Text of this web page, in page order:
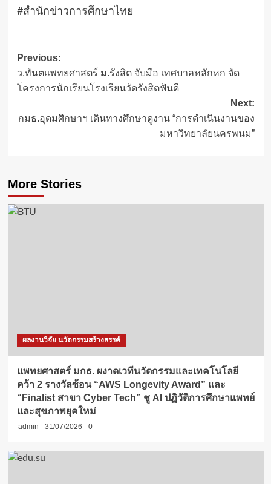
#สำนักข่าวการศึกษาไทย
Post
navigation
Previous:
ว.ทันตแพทยศาสตร์ ม.รังสิต จับมือ เทศบาลหลักหก จัด
โครงการนักเรียนโรงเรียนวัดรังสิตฟันดี
Next:
กมธ.อุดมศึกษาฯ เดินทางศึกษาดูงาน “การดำเนินงานของ
มหาวิทยาลัยนครพนม”
More Stories
ผลงานวิจัย นวัตกรรมสร้างสรรค์
แพทยศาสตร์ มกธ. ผงาดเวทีนวัตกรรมและเทคโนโลยี
คว้า 2 รางวัลซ้อน “AWS Longevity Award” และ
“Finalist สาขา Cyber Tech” ชู AI ปฏิวัติการศึกษาแพทย์
และสุขภาพยุคใหม่
admin 31/07/2026 0